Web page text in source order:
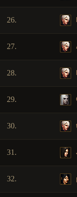
26.
27.
28.
29.
30.
31.
32.